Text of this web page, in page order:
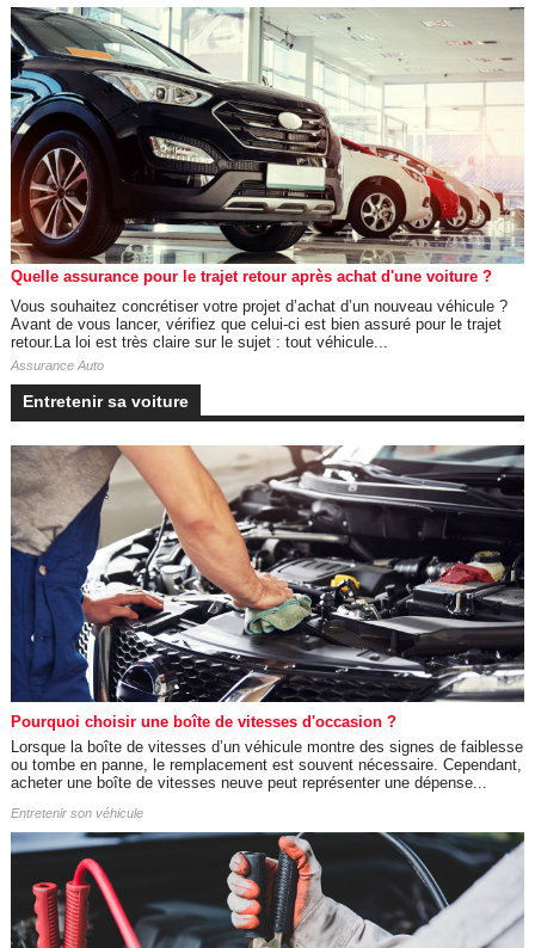
Quelle assurance pour le trajet retour après achat d'une voiture ?
Vous souhaitez concrétiser votre projet d’achat d’un nouveau véhicule ?
Avant de vous lancer, vérifiez que celui-ci est bien assuré pour le trajet
retour.La loi est très claire sur le sujet : tout véhicule...
Assurance Auto
Entretenir sa voiture
Pourquoi choisir une boîte de vitesses d'occasion ?
Lorsque la boîte de vitesses d’un véhicule montre des signes de faiblesse
ou tombe en panne, le remplacement est souvent nécessaire. Cependant,
acheter une boîte de vitesses neuve peut représenter une dépense...
Entretenir son véhicule